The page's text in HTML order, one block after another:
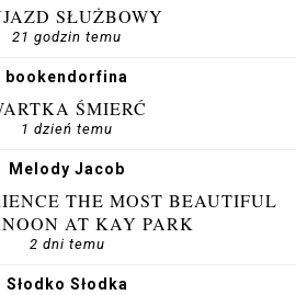
SŁUŻBOWY
21 godzin temu
bookendorfina
ŚMIERĆ
1 dzień temu
Melody Jacob
THE MOST BEAUTIFUL
AT KAY PARK
2 dni temu
Słodko Słodka